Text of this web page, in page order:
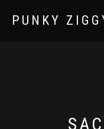
PUNKY